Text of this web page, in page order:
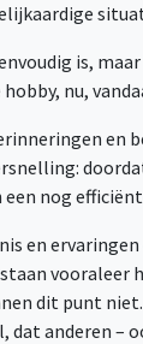
is,
nu,
en
nog
en ervaringen
vooraleer
dit punt
anderen –